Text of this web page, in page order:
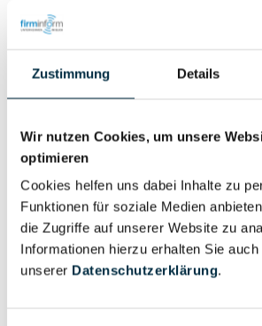
Zustimmung Details
Wir nutzen Cookies, um unsere
optimieren
Cookies helfen uns dabei Inhalte zu
Funktionen für soziale Medien
die Zugriffe auf unserer Website zu
Informationen hierzu erhalten Sie auch
unserer Datenschutzerklärung.
Berechtigter
Eigentums- und Kontrollstruktur
Gesellschafterstruktur